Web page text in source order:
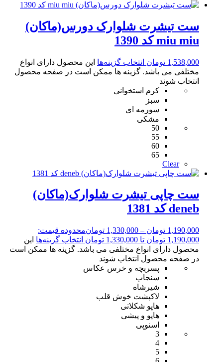
ست تیشرت شلوارک دورس(ماکان)
miu miu کد 1390
1,538,000 تومان انتخاب گزینه‌ها این محصول دارای انواع
مختلفی می باشد. گزینه ها ممکن است در صفحه محصول
انتخاب شوند
کرم استخوانی
سبز
سورمه ای
مشکی
50
55
60
65
Clear
ست چاپی تیشرت شلوارک(ماکان)
deneb کد 1381
1,190,000 تومان –
1,330,000 تومانمحدوده قیمت:
1,190,000 تومان تا 1,330,000 تومان
انتخاب گزینه‌ها این
محصول دارای انواع مختلفی می باشد. گزینه ها ممکن است
در صفحه محصول انتخاب شوند
پسربچه و خرس عکاس
سنجاب
شیرشاه
لاکپشت خوش قلب
هاپو شکلاتی
هاپو و پیشی
اسنوپی
3
4
5